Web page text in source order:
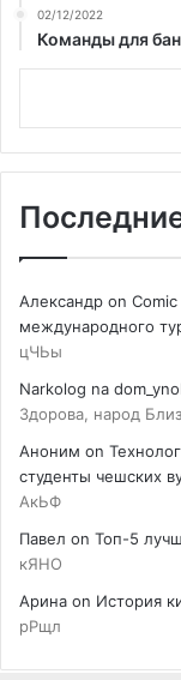
02/12/2022
Команды для
Александр on
международного
цЧЬы
Narkolog na dom_ynol
Здорова, народ
Аноним on
студенты чешских
АкЬФ
Павел on Топ-5
кЯНО
Арина on История
рРщл